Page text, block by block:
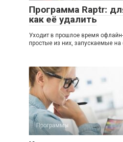
Программа Raptr:
как её удалить
Уходит в прошлое время
простые из них, запускаемые
Программы